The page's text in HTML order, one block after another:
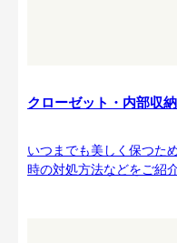
クローゼット・内部収
いつまでも美しく保つた
時の対処方法などをご紹